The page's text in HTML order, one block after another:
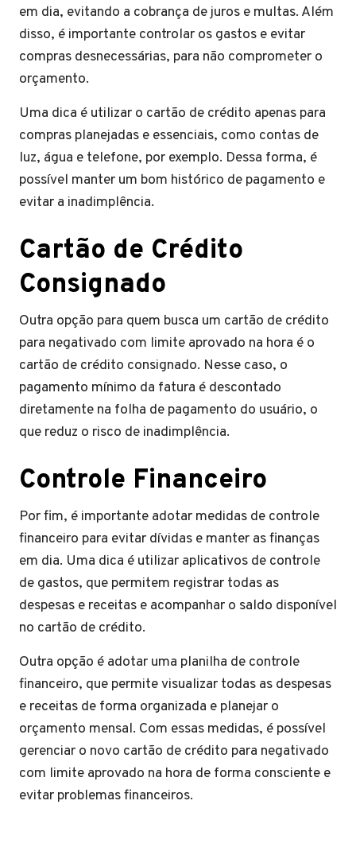
em dia, evitando a cobrança de juros e multas. Além
disso, é importante controlar os gastos e evitar
compras desnecessárias, para não comprometer o
orçamento.
Uma dica é utilizar o cartão de crédito apenas para
compras planejadas e essenciais, como contas de
luz, água e telefone, por exemplo. Dessa forma, é
possível manter um bom histórico de pagamento e
evitar a inadimplência.
Cartão de Crédito
Consignado
Outra opção para quem busca um cartão de crédito
para negativado com limite aprovado na hora é o
cartão de crédito consignado. Nesse caso, o
pagamento mínimo da fatura é descontado
diretamente na folha de pagamento do usuário, o
que reduz o risco de inadimplência.
Controle Financeiro
Por fim, é importante adotar medidas de controle
financeiro para evitar dívidas e manter as finanças
em dia. Uma dica é utilizar aplicativos de controle
de gastos, que permitem registrar todas as
despesas e receitas e acompanhar o saldo disponível
no cartão de crédito.
Outra opção é adotar uma planilha de controle
financeiro, que permite visualizar todas as despesas
e receitas de forma organizada e planejar o
orçamento mensal. Com essas medidas, é possível
gerenciar o novo cartão de crédito para negativado
com limite aprovado na hora de forma consciente e
evitar problemas financeiros.